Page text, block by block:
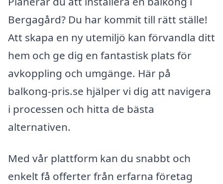
Bergagård? Du har kommit till rätt ställe!
Att skapa en ny utemiljö kan förvandla ditt
hem och ge dig en fantastisk plats för
avkoppling och umgänge. Här på
balkong-pris.se hjälper vi dig att navigera
i processen och hitta de bästa
alternativen.
Med vår plattform kan du snabbt och
enkelt få offerter från erfarna företag